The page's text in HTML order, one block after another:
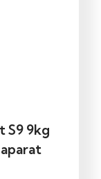
S9 9kg